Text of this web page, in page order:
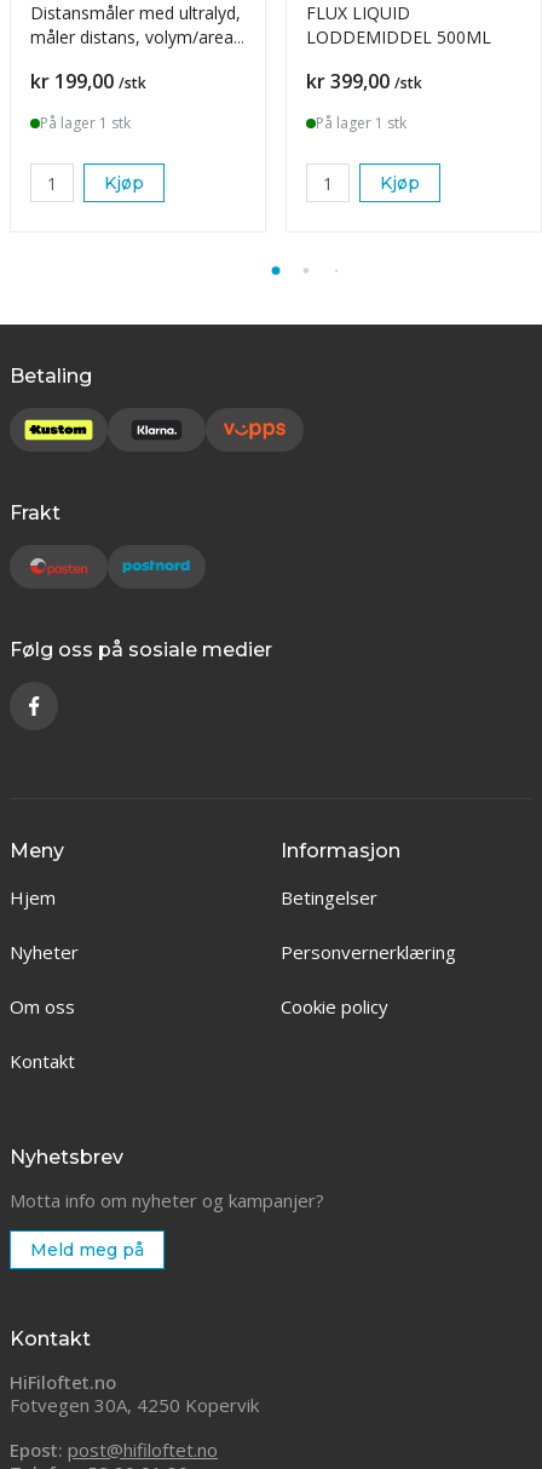
Distansmåler med ultralyd,
måler distans, volym/area,
Pris
kr 199,00 /stk
På lager 1 stk
Kjøp
FLUX LIQUID
LODDEMIDDEL 500ML
Pris
kr 399,00 /stk
På lager 1 stk
Kjøp
Betaling
Frakt
Følg oss på sosiale medier
Meny
Hjem
Nyheter
Om oss
Kontakt
Informasjon
Betingelser
Personvernerklæring
Cookie policy
Nyhetsbrev
Motta info om nyheter og kampanjer?
Meld meg på
Kontakt
HiFiloftet.no
Fotvegen 30A, 4250 Kopervik
Epost: post@hifiloftet.no